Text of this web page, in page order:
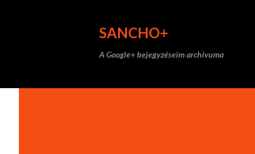
SANCHO+
A Google+ bejegyzéseim archívuma